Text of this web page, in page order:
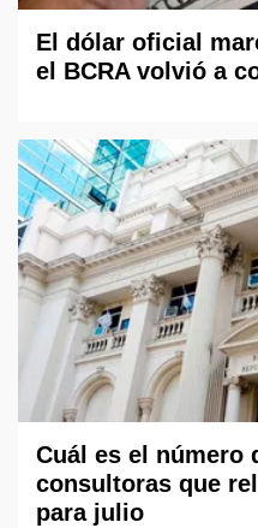
El dólar oficial
el BCRA volvió a
Cuál es el número
consultoras que
para julio